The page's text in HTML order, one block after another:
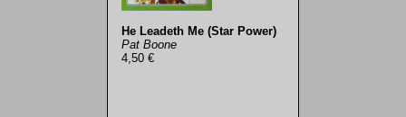
He Leadeth Me (Star Power)
Pat Boone
4,50 €